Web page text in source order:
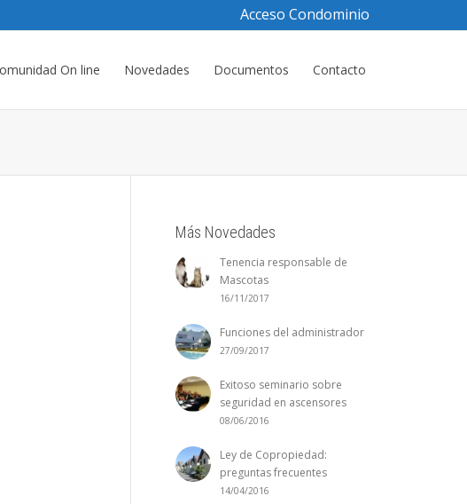
Acceso Condominio
On line Novedades Documentos Contacto
Más Novedades
Tenencia responsable de
Mascotas
16/11/2017
Funciones del administrador
27/09/2017
Exitoso seminario sobre
seguridad en ascensores
08/06/2016
Ley de Copropiedad:
preguntas frecuentes
14/04/2016